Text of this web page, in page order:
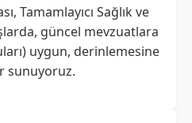
Tamamlayıcı Sağlık ve
güncel mevzuatlara
uygun, derinlemesine
sunuyoruz.